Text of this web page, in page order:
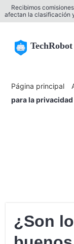
Recibimos
afectan la clasificación
TechRobot
Página principal
para la
¿Son